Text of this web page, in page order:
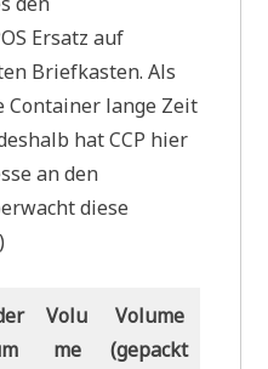
Ersatz auf
Briefkasten. Als
Container lange Zeit
hat CCP hier
an den
diese
Volu
me
Volume
(gepackt